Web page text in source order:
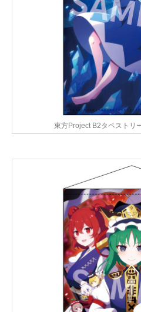
東方Project B2タペストリ